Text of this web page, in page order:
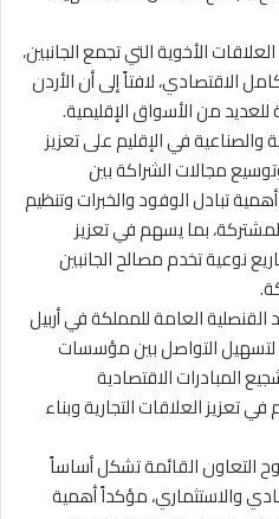
الأخوية التي تجمع الجانبين،
الاقتصادي، لافتاً إلى أن الأردن
من الأسواق الإقليمية.
والصناعية في الإقليم على تعزيز
مجالات الشراكة بين
تبادل الوفود والخبرات وتنظيم
بما يسهم في تعزيز
نوعية تخدم مصالح الجانبين
العامة للمملكة في أربيل
لتسهيل التواصل بين مؤسسات
المبادرات الاقتصادية
تعزيز العلاقات التجارية وبناء
التعاون القائمة تشكل أساساً
والاستثماري، مؤكداً أهمية